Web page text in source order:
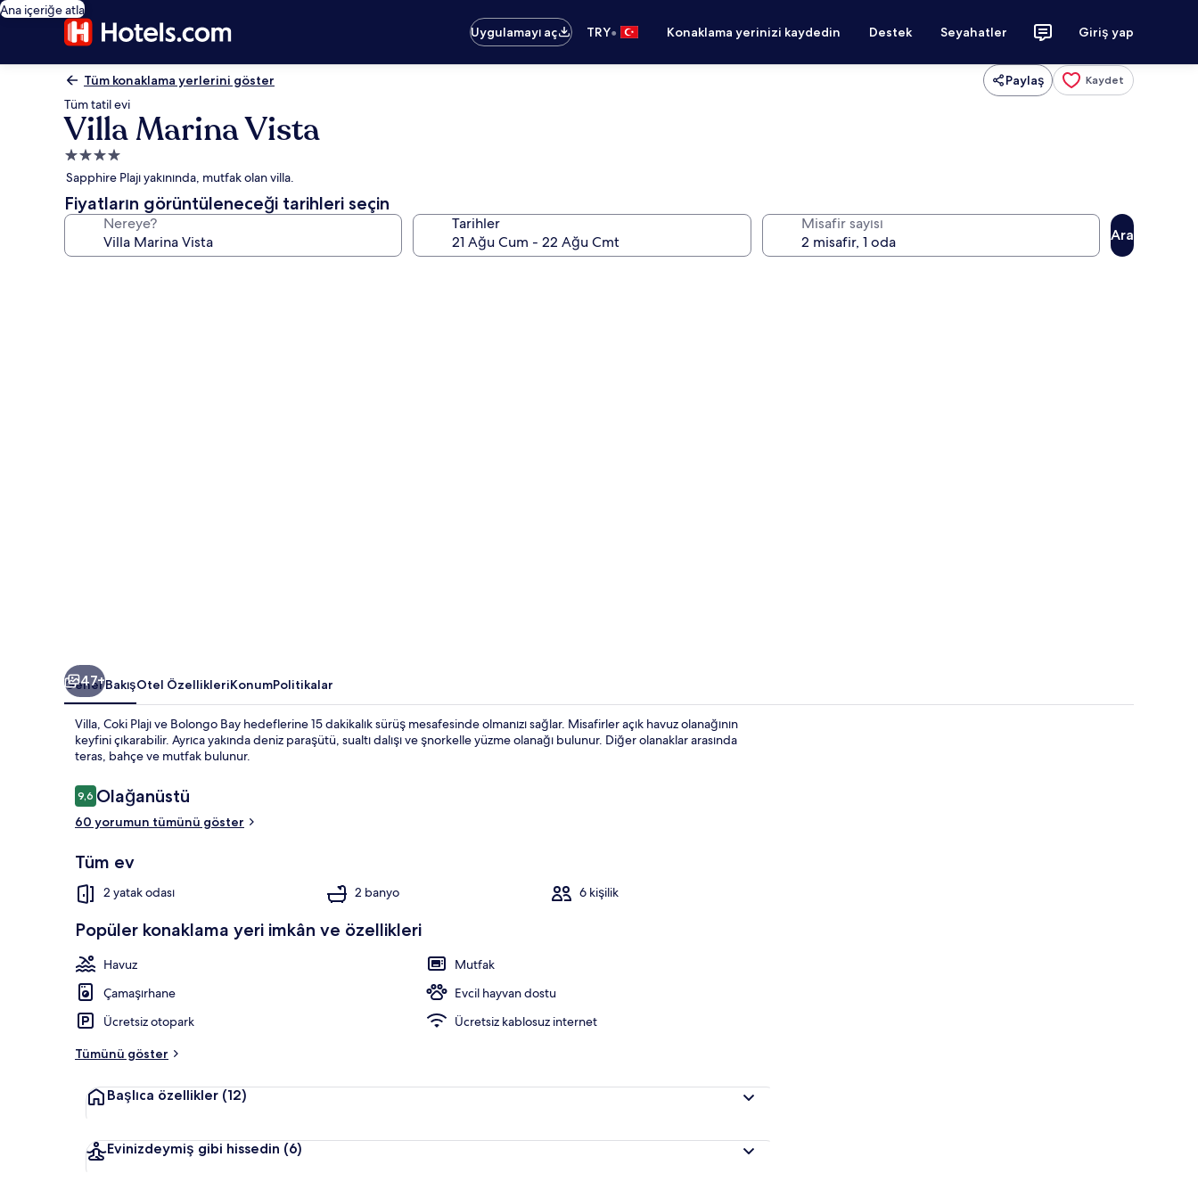
Ana içeriğe atla
Uygulamayı aç
TRY• Konaklama yerinizi kaydedin Destek Seyahatler Giriş yap
Tüm konaklama yerlerini göster Paylaş Kaydet
Tüm tatil evi
Villa Marina Vista
4.0
yıldızlı
konaklama
yeri
Sapphire Plajı yakınında, mutfak olan villa.
Fiyatların görüntüleneceği tarihleri seçin
Nereye? Tarihler Misafir sayısı
Ara
47+
Genel BakışOtel ÖzellikleriKonumPolitikalar
Villa, Coki Plajı ve Bolongo Bay hedeflerine 15 dakikalık sürüş mesafesinde olmanızı sağlar. Misafirler açık havuz olanağının
keyfini çıkarabilir. Ayrıca yakında deniz paraşütü, sualtı dalışı ve şnorkelle yüzme olanağı bulunur. Diğer olanaklar arasında
teras, bahçe ve mutfak bulunur.
Yorumlar
9,69,6/10
Olağanüstü
60 yorumun tümünü göster
Tüm ev
2 yatak odası 2 banyo 6 kişilik
Popüler konaklama yeri imkân ve özellikleri
Havuz
Mutfak
Çamaşırhane
Evcil hayvan dostu
Ücretsiz otopark
Ücretsiz kablosuz internet
Tümünü göster
Başlıca özellikler (12)
Evinizdeymiş gibi hissedin (6)